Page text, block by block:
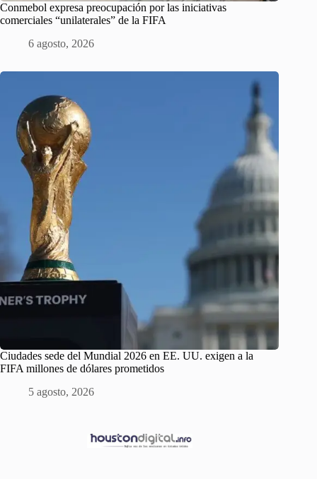
Conmebol expresa preocupación por las iniciativas
comerciales “unilaterales” de la FIFA
6 agosto, 2026
Ciudades sede del Mundial 2026 en EE. UU. exigen a la
FIFA millones de dólares prometidos
5 agosto, 2026